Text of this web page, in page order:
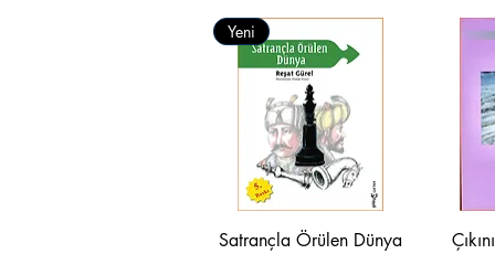
Hızlı Bakış
Yeni
Satrançla Örülen Dünya